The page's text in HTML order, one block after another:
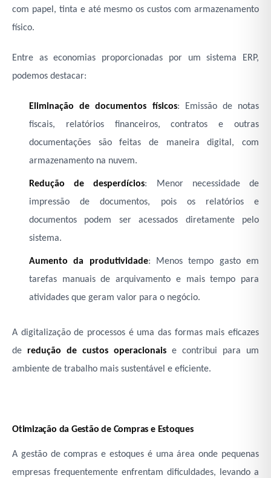
com papel, tinta e até mesmo os custos com armazenamento
físico.
Entre as economias proporcionadas por um sistema ERP,
podemos destacar:
Eliminação de documentos físicos: Emissão de notas
fiscais, relatórios financeiros, contratos e outras
documentações são feitas de maneira digital, com
armazenamento na nuvem.
Redução de desperdícios: Menor necessidade de
impressão de documentos, pois os relatórios e
documentos podem ser acessados diretamente pelo
sistema.
Aumento da produtividade: Menos tempo gasto em
tarefas manuais de arquivamento e mais tempo para
atividades que geram valor para o negócio.
A digitalização de processos é uma das formas mais eficazes
de redução de custos operacionais e contribui para um
ambiente de trabalho mais sustentável e eficiente.
Otimização da Gestão de Compras e Estoques
A gestão de compras e estoques é uma área onde pequenas
empresas frequentemente enfrentam dificuldades, levando a